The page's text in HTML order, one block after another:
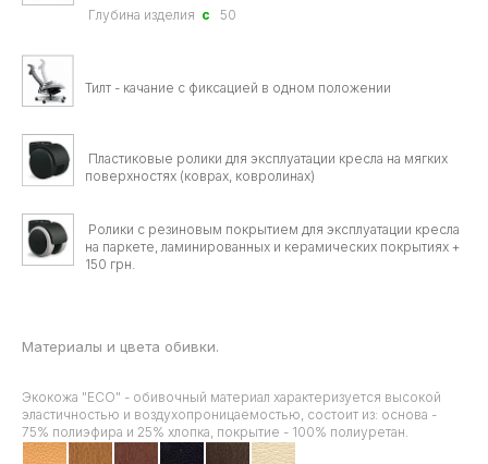
Глубина изделия c 50
Тилт - качание с фиксацией в одном положении
Пластиковые ролики для эксплуатации кресла на мягких
поверхностях (коврах, ковролинах)
Ролики с резиновым покрытием для эксплуатации кресла
на паркете, ламинированных и керамических покрытиях +
150 грн.
Материалы и цвета обивки.
Экокожа "ЕСО" - обивочный материал характеризуется высокой
эластичностью и воздухопроницаемостью, состоит из: основа -
75% полиэфира и 25% хлопка, покрытие - 100% полиуретан.